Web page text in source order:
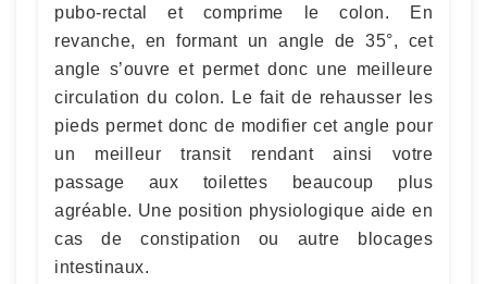
pubo-rectal et comprime le colon. En
revanche, en formant un angle de 35°, cet
angle s’ouvre et permet donc une meilleure
circulation du colon. Le fait de rehausser les
pieds permet donc de modifier cet angle pour
un meilleur transit rendant ainsi votre
passage aux toilettes beaucoup plus
agréable. Une position physiologique aide en
cas de constipation ou autre blocages
intestinaux.